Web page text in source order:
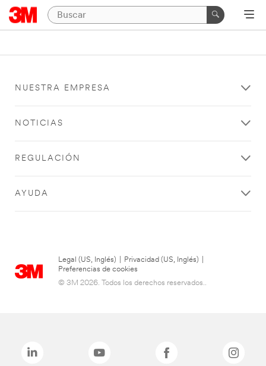
NUESTRA EMPRESA
NOTICIAS
REGULACIÓN
AYUDA
Legal (US, Inglés) Privacidad (US, Inglés)
Preferencias de cookies
© 3M 2026. Todos los derechos reservados..